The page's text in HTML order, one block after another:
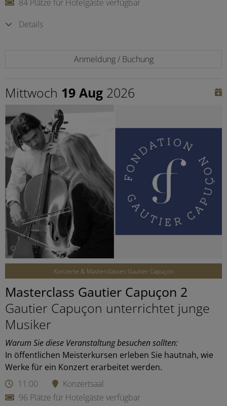
84 Plätze für Hotelgäste verfügbar
Details
Anmeldung / Buchung
Mittwoch 19 Aug 2026
©
Konzerte & Masterclasses Gautier Capuçon
Masterclass Gautier Capuçon 2
Gautier Capuçon unterrichtet junge
Musiker
Warum Sie diese Veranstaltung besuchen sollten:
In öffentlichen Meisterkursen erleben Sie hautnah, wie
Werke für ein Konzert erarbeitet werden.
11:00
Konzertsaal
96 Plätze für Hotelgäste verfügbar